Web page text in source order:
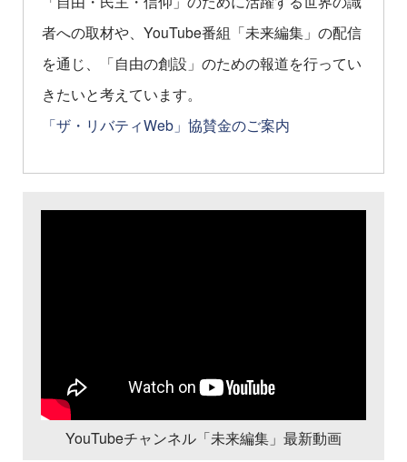
者への取材や、YouTube番組「未来編集」の配信
を通じ、「自由の創設」のための報道を行ってい
きたいと考えています。
「ザ・リバティWeb」協賛金のご案内
YouTubeチャンネル「未来編集」最新動画